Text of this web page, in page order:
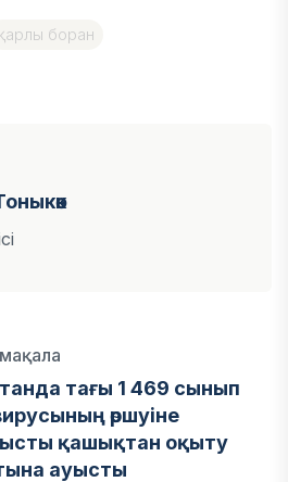
боран
тағы 1 469 сынып
өршуіне
қашықтан оқыту
ауысты